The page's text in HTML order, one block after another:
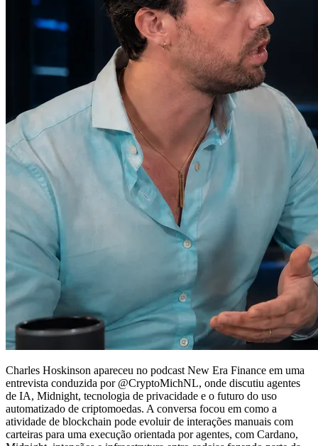
Charles Hoskinson apareceu no podcast New Era Finance em uma
entrevista conduzida por @CryptoMichNL, onde discutiu agentes
de IA, Midnight, tecnologia de privacidade e o futuro do uso
automatizado de criptomoedas. A conversa focou em como a
atividade de blockchain pode evoluir de interações manuais com
carteiras para uma execução orientada por agentes, com Cardano,